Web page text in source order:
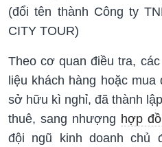
(đổi tên thành Công ty
CITY TOUR)
Theo cơ quan điều tra,
liệu khách hàng hoặc
sở hữu kì nghỉ, đã thành
thuê, sang nhượng hợp
đội ngũ kinh doanh chủ